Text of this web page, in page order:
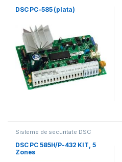
DSC PC-585 (plata)
Sisteme de securitate DSC
DSC PC 585H/P-432 KIT, 5
Zones